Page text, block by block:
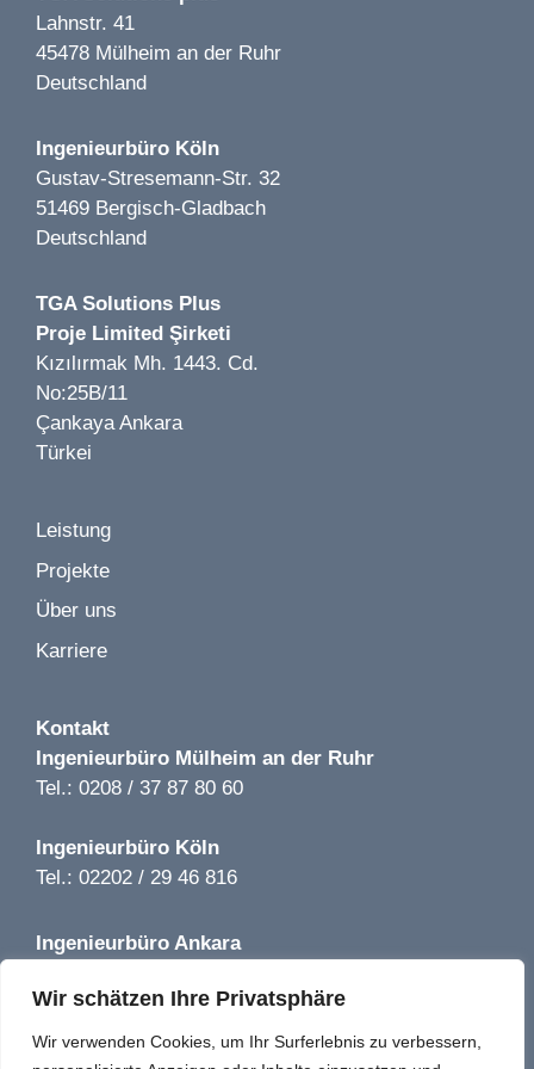
Wir schätzen Ihre Privatsphäre
Wir verwenden Cookies, um Ihr Surferlebnis zu verbessern,
Wipperaue - Umbau und Erweiterung einer
Traditionsgaststätte LP 1-8 | solingen | 2025
L'Osteria Restaurant LP 1-8 | Frankfurt | 2020
Bild 1 von 2
Getränkemarkt Hoffmann LP 1-5 | Bernau |2019
Würth Baumarkt LP 1-5 | Kamenz | 2019
Bildungszentrum Mägde Mariens LP 1-8 | Köln | 2021
Bild 1 von 4
Gymnasium Berlin | LP 5-7 | Berlin | 2023
Lahnstr. 41
45478 Mülheim an der Ruhr
Deutschland
Ingenieurbüro Köln
Gustav-Stresemann-Str. 32
51469 Bergisch-Gladbach
Deutschland
TGA Solutions Plus
Proje Limited Şirketi
Kızılırmak Mh. 1443. Cd.
No:25B/11
Çankaya Ankara
Türkei
Leistung
Projekte
Über uns
Karriere
Kontakt
Ingenieurbüro Mülheim an der Ruhr
Tel.: 0208 / 37 87 80 60
Ingenieurbüro Köln
Tel.: 02202 / 29 46 816
Ingenieurbüro Ankara
info@tga-solutions-plus.de